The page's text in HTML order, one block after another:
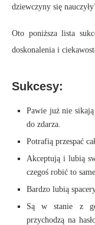
dziewczyny się
Oto poniższa lista
doskonalenia i
Sukcesy:
Pawie już nie
do zdarza.
Potrafią przespać
Akceptują i lubią
czegoś robić to
Bardzo lubią
Są w stanie z
przychodzą na